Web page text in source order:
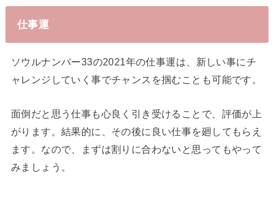
仕事運
ソウルナンバー33の2021年の仕事運は、新しい事にチ
ャレンジしていく事でチャンスを掴むことも可能です。
面倒だと思う仕事も心良く引き受けることで、評価が上
がります。結果的に、その後に良い仕事を廻してもらえ
ます。なので、まずは割りに合わないと思ってもやって
みましょう。